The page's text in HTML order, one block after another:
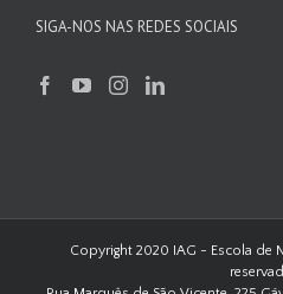
SIGA-NOS NAS REDES SOCIAIS
Copyright 2020 IAG - Escola de